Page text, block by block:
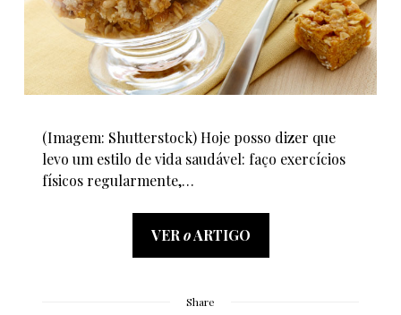
(Imagem: Shutterstock) Hoje posso dizer que
levo um estilo de vida saudável: faço exercícios
físicos regularmente,…
VER oARTIGO
Share